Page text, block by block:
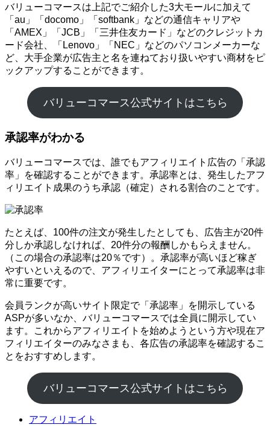
バリューコマースは上記でご紹介した3大モールに加えて
「au」「docomo」「softbank」などの通信キャリアや
「AMEX」「JCB」「三井住友カード」などのクレジットカ
ード会社、「Lenovo」「NEC」などのパソコンメーカーな
ど、大手企業が広告主と名を連ねており扱いやすい商材をピ
ックアップすることができます。
バリューコマース公式サイトはこちら
承認率がわかる
バリューコマースでは、誰でもアフィリエイト広告の「承認
率」を確認することができます。承認率とは、発生したアフ
ィリエイト成果のうち承認（確定）される割合のことです。
たとえば、100件の注文が発生したとしても、広告主が20件
分しか承認しなければ、20件分の報酬しかもらえません。
（この場合の承認率は20％です）。承認率が高いほど稼ぎ
やすいといえるので、アフィリエイターにとって承認率は非
常に重要です。
会員ランクが高いサイト限定で「承認率」を開示している
ASPが多いなか、バリューコマースでは全員に開示してい
ます。これからアフィリエイトを始めようという方や現在ア
フィリエイターのみなさまも、各広告の承認率を確認するこ
とをおすすめします。
バリューコマース公式サイトはこちら
アフィリエイト